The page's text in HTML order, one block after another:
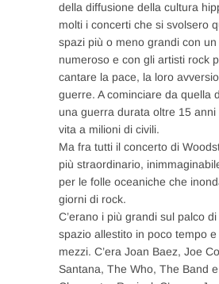
della diffusione della cultura
molti i concerti che si svolsero
spazi più o meno grandi con
numeroso e con gli artisti rock
cantare la pace, la loro
guerre. A cominciare da quella
una guerra durata oltre 15 anni
vita a milioni di civili.
Ma fra tutti il concerto di
più straordinario,
per le folle oceaniche che
giorni di rock.
C’erano i più grandi sul palco di
spazio allestito in poco tempo
mezzi. C’era Joan Baez, Joe
Santana, The Who, The Band